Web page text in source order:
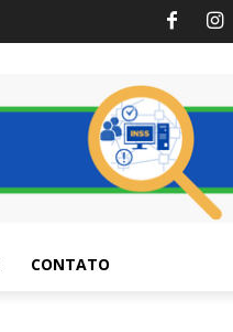
CONTATO